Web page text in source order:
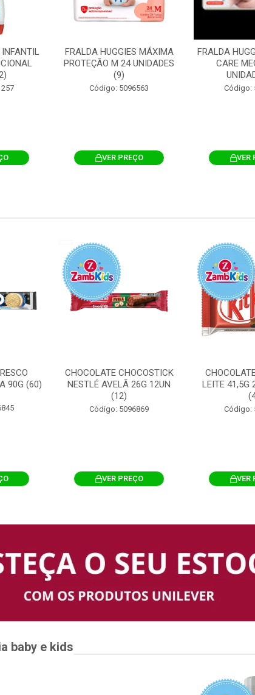
FRALDA HUGGIES MÁXIMA
PROTEÇÃO M 24 UNIDADES
(9)
Código: 5096563
VER PREÇO
FRALDA
CARE
Código:
VER
90G (60)
CHOCOLATE CHOCOSTICK
NESTLÉ AVELÃ 26G 12UN
(12)
Código: 5096869
VER PREÇO
LEITE 41,5G
Código:
VER
baby e kids